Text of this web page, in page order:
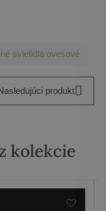
svietidlá ovesové
produkt
kolekcie